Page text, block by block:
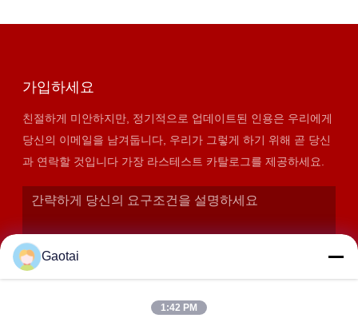
가입하세요
친절하게 미안하지만, 정기적으로 업데이트된 인용은 우리에게
당신의 이메일을 남겨둡니다, 우리가 그렇게 하기 위해 곧 당신
과 연락할 것입니다 가장 라스테스트 카탈로그를 제공하세요.
Gaotai
1:42 PM